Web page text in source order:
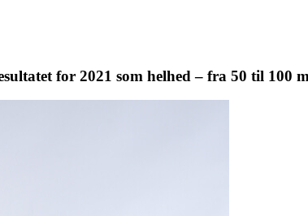
for 2021 som helhed – fra 50 til 100